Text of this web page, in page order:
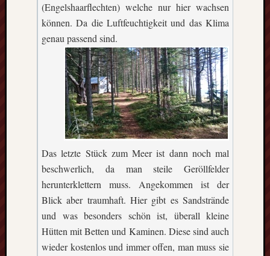
(Engelshaarflechten) welche nur hier wachsen
können. Da die Luftfeuchtigkeit und das Klima
genau passend sind.
Das letzte Stück zum Meer ist dann noch mal
beschwerlich, da man steile Geröllfelder
herunterklettern muss. Angekommen ist der
Blick aber traumhaft. Hier gibt es Sandstrände
und was besonders schön ist, überall kleine
Hütten mit Betten und Kaminen. Diese sind auch
wieder kostenlos und immer offen, man muss sie